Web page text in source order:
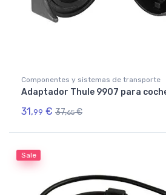
Componentes y sistemas de transporte
Adaptador Thule 9907 para
31,99 € 37,65 €
Sale